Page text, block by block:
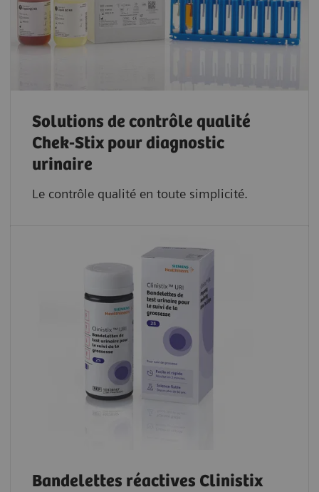
Solutions de contrôle qualité
Chek-Stix pour diagnostic
urinaire
Le contrôle qualité en toute simplicité.
Bandelettes réactives Clinistix